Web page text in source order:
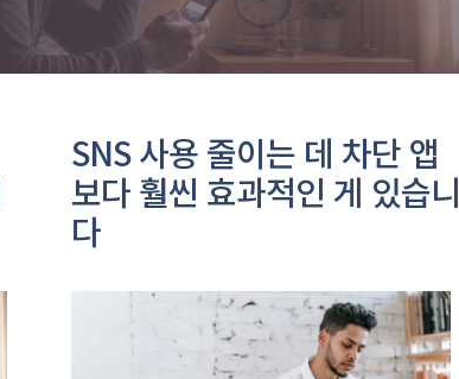
SNS 사용 줄이는 데 차단 앱
보다 훨씬 효과적인 게 있습니
다